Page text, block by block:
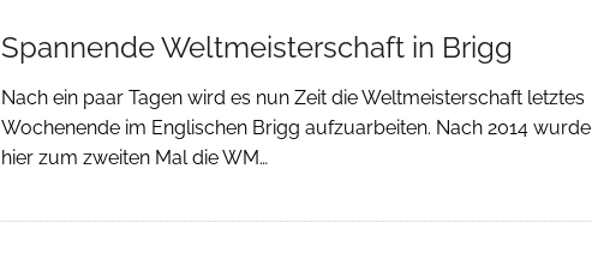
Spannende Weltmeisterschaft in Brigg
Nach ein paar Tagen wird es nun Zeit die Weltmeisterschaft letztes
Wochenende im Englischen Brigg aufzuarbeiten. Nach 2014 wurde
hier zum zweiten Mal die WM…